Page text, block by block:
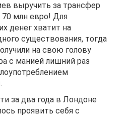
выручить за трансфер
млн евро! Для
денег хватит на
существования, тогда
на свою голову
с манией лишний раз
за два года в Лондоне
проявить себя с